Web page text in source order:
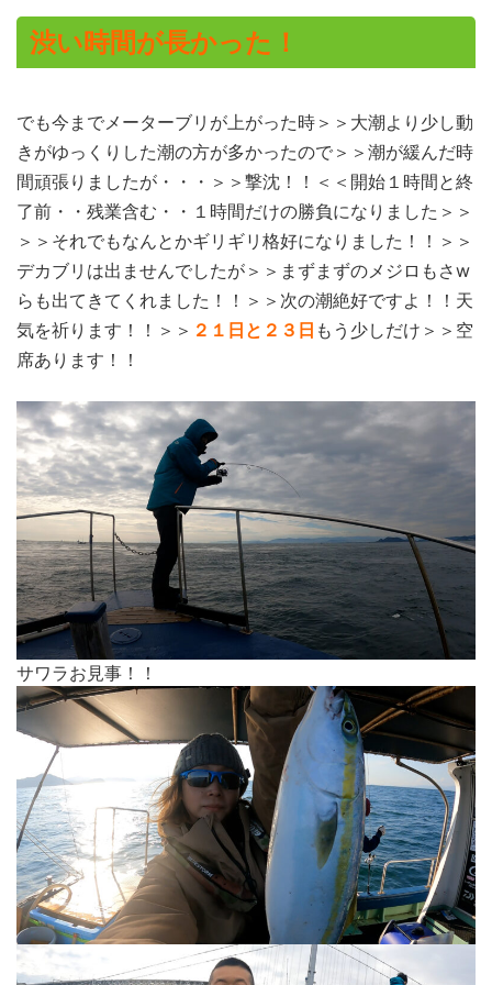
渋い時間が長かった！
でも今までメーターブリが上がった時＞＞大潮より少し動
きがゆっくりした潮の方が多かったので＞＞潮が緩んだ時
間頑張りましたが・・・＞＞撃沈！！＜＜開始１時間と終
了前・・残業含む・・１時間だけの勝負になりました＞＞
＞＞それでもなんとかギリギリ格好になりました！！＞＞
デカブリは出ませんでしたが＞＞まずまずのメジロもさw
らも出てきてくれました！！＞＞次の潮絶好ですよ！！天
気を祈ります！！＞＞ ２１日と２３日 もう少しだけ＞＞空
席あります！！
サワラお見事！！